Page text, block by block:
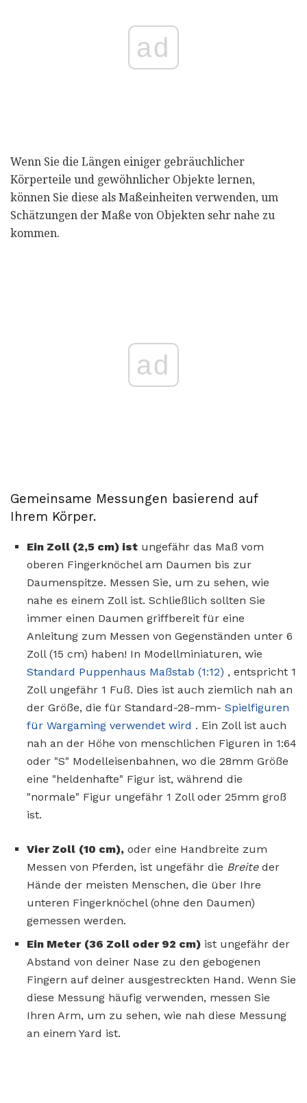
ad
Wenn Sie die Längen einiger gebräuchlicher
Körperteile und gewöhnlicher Objekte lernen,
können Sie diese als Maßeinheiten verwenden, um
Schätzungen der Maße von Objekten sehr nahe zu
kommen.
ad
Gemeinsame Messungen basierend auf
Ihrem Körper.
Ein Zoll (2,5 cm) ist ungefähr das Maß vom
oberen Fingerknöchel am Daumen bis zur
Daumenspitze. Messen Sie, um zu sehen, wie
nahe es einem Zoll ist. Schließlich sollten Sie
immer einen Daumen griffbereit für eine
Anleitung zum Messen von Gegenständen unter 6
Zoll (15 cm) haben! In Modellminiaturen, wie
Standard Puppenhaus Maßstab (1:12) , entspricht 1
Zoll ungefähr 1 Fuß. Dies ist auch ziemlich nah an
der Größe, die für Standard-28-mm- Spielfiguren
für Wargaming verwendet wird . Ein Zoll ist auch
nah an der Höhe von menschlichen Figuren in 1:64
oder "S" Modelleisenbahnen, wo die 28mm Größe
eine "heldenhafte" Figur ist, während die
"normale" Figur ungefähr 1 Zoll oder 25mm groß
ist.
Vier Zoll (10 cm), oder eine Handbreite zum
Messen von Pferden, ist ungefähr die Breiteder
Hände der meisten Menschen, die über Ihre
unteren Fingerknöchel (ohne den Daumen)
gemessen werden.
Ein Meter (36 Zoll oder 92 cm) ist ungefähr der
Abstand von deiner Nase zu den gebogenen
Fingern auf deiner ausgestreckten Hand. Wenn Sie
diese Messung häufig verwenden, messen Sie
Ihren Arm, um zu sehen, wie nah diese Messung
an einem Yard ist.